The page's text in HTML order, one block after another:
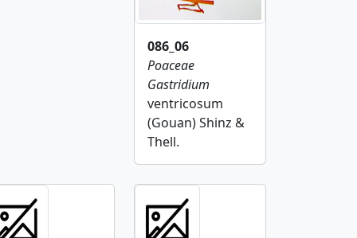
086_06
Poaceae
Gastridium
ventricosum
(Gouan) Shinz &
Thell.